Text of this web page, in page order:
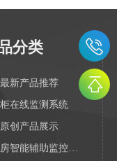
分类
新产品推荐
在线监测系统
创产品展示
配电房智能辅助监控系统